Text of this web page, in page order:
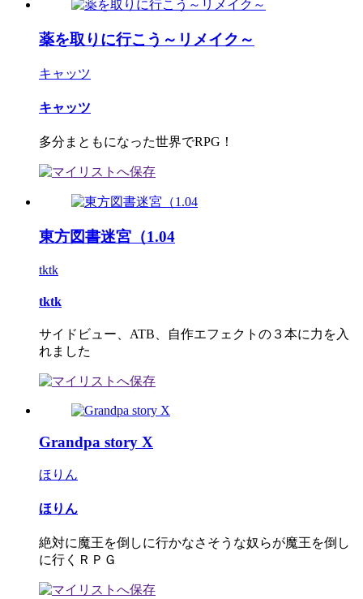
薬を取りに行こう～リメイク～
キャッツ
キャッツ
多分まともになった世界でRPG！
東方図書迷宮（1.04
tktk
tktk
サイドビュー、ATB、自作エフェクトの３本に力を入
れました
Grandpa story X
ほりん
ほりん
絶対に魔王を倒しに行かなさそうな奴らが魔王を倒し
に行くＲＰＧ